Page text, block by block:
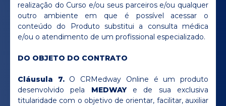
realização do Curso e/ou seus parceiros e/ou qualquer
outro ambiente em que é possível acessar o
conteúdo do Produto substitui a consulta médica
e/ou o atendimento de um profissional especializado.
DO OBJETO DO CONTRATO
Cláusula 7. O CRMedway Online é um produto
desenvolvido pela MEDWAY e de sua exclusiva
titularidade com o objetivo de orientar, facilitar, auxiliar